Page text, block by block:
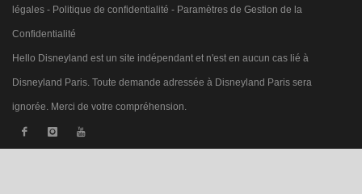
légales - Politique de confidentialité - Paramètres de Gestion de la
Confidentialité
Hello Disneyland est un site indépendant et n'est en aucun cas lié à
Disneyland Paris. Toute demande adressée à Disneyland Paris sera
ignorée. Merci de votre compréhension.